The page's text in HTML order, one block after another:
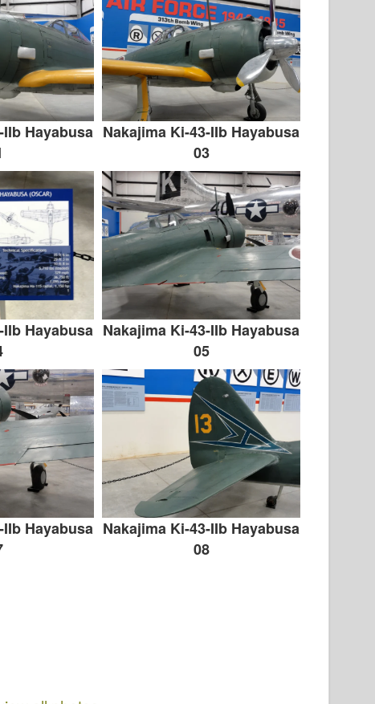
Hayabusa Nakajima Ki-43-IIb Hayabusa
03
Hayabusa Nakajima Ki-43-IIb Hayabusa
05
Hayabusa Nakajima Ki-43-IIb Hayabusa
08